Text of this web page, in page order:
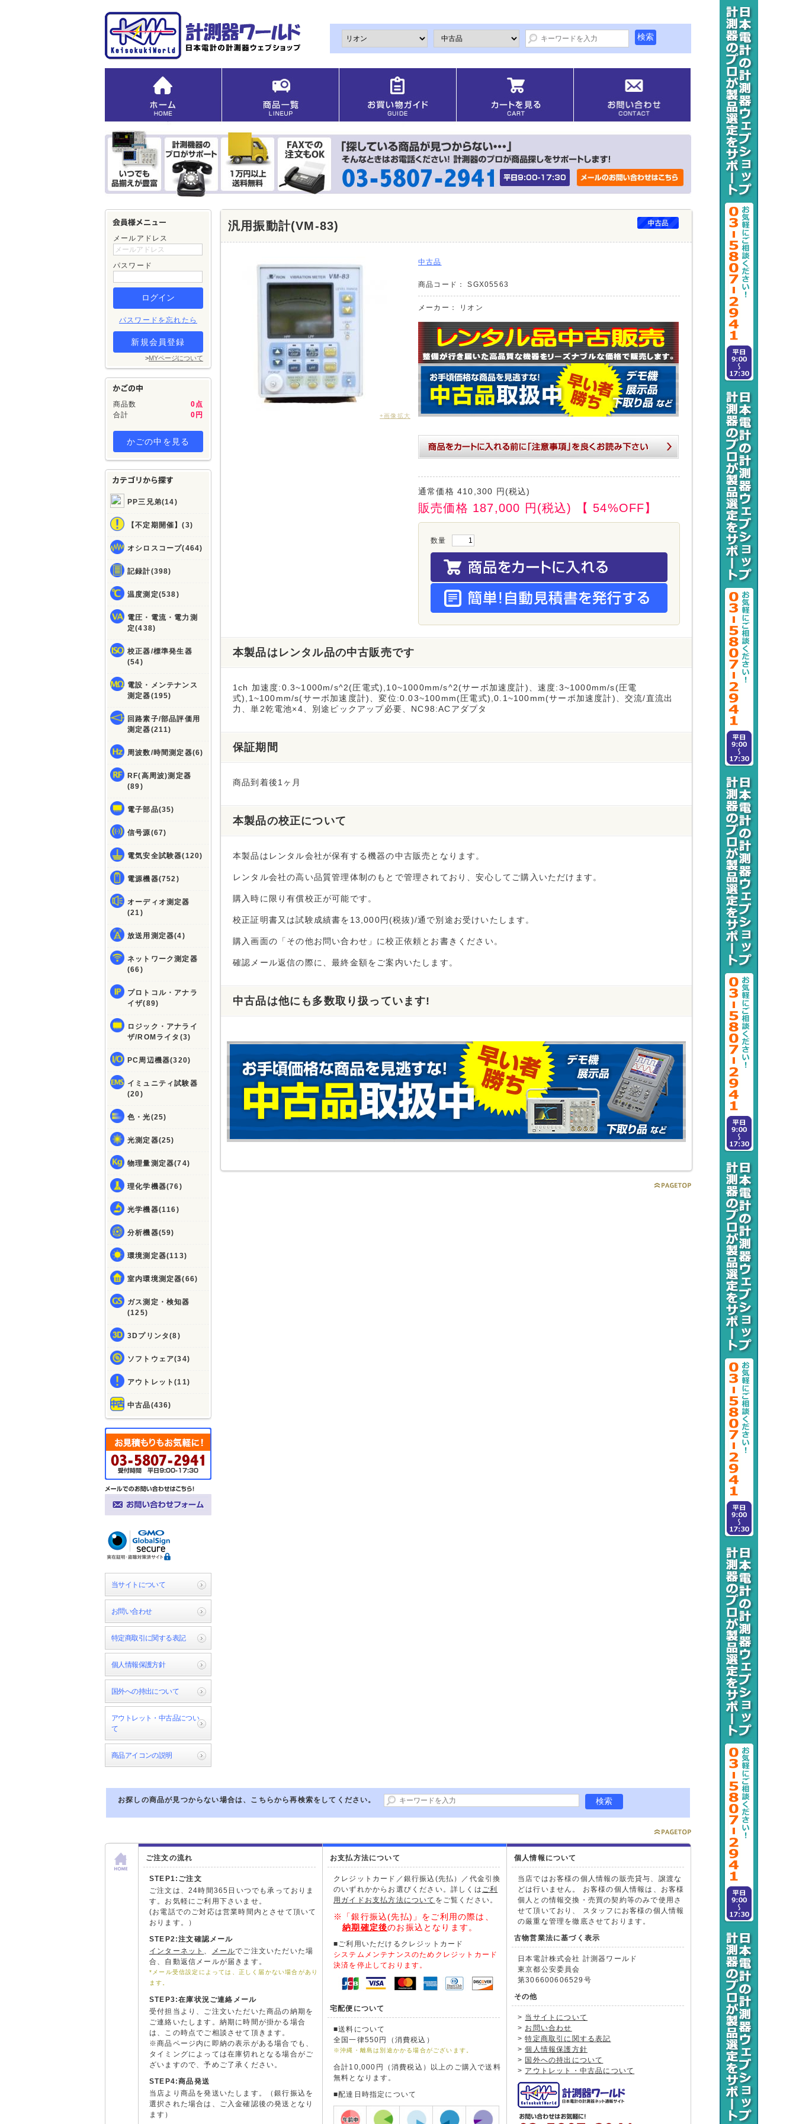
メールアドレス
パスワード
パスワードを忘れたら
新規会員登録
>MYページについて
商品数
0点
合計
0円
かごの中を見る
PP三兄弟(14)
【不定期開催】(3)
オシロスコープ(464)
記録計(398)
温度測定(538)
電圧・電流・電力測
定(438)
校正器/標準発生器
(54)
電設・メンテナンス
測定器(195)
回路素子/部品評価用
測定器(211)
周波数/時間測定器(6)
RF(高周波)測定器
(89)
電子部品(35)
信号源(67)
電気安全試験器(120)
電源機器(752)
オーディオ測定器
(21)
放送用測定器(4)
ネットワーク測定器
(66)
プロトコル・アナラ
イザ(89)
ロジック・アナライ
ザ/ROMライタ(3)
PC周辺機器(320)
イミュニティ試験器
(20)
色・光(25)
光測定器(25)
物理量測定器(74)
理化学機器(76)
光学機器(116)
分析機器(59)
環境測定器(113)
室内環境測定器(66)
ガス測定・検知器
(125)
3Dプリンタ(8)
ソフトウェア(34)
アウトレット(11)
中古品(436)
当サイトについて
お問い合わせ
特定商取引に関する表記
個人情報保護方針
国外への持出について
アウトレット・中古品につい
て
商品アイコンの説明
汎用振動計(VM-83)
+画像拡大
中古品
商品コード： SGX05563
メーカー： リオン
通常価格 410,300 円(税込)
販売価格 187,000 円(税込) 【 54%OFF】
数量
本製品はレンタル品の中古販売です
1ch 加速度:0.3~1000m/s^2(圧電式),10~1000mm/s^2(サーボ加速度計)、速度:3~1000mm/s(圧電
式),1~100mm/s(サーボ加速度計)、変位:0.03~100mm(圧電式),0.1~100mm(サーボ加速度計)、交流/直流出
力、単2乾電池×4、別途ピックアップ必要、NC98:ACアダプタ
保証期間
商品到着後1ヶ月
本製品の校正について
本製品はレンタル会社が保有する機器の中古販売となります。
レンタル会社の高い品質管理体制のもとで管理されており、安心してご購入いただけます。
購入時に限り有償校正が可能です。
校正証明書又は試験成績書を13,000円(税抜)/通で別途お受けいたします。
購入画面の「その他お問い合わせ」に校正依頼とお書きください。
確認メール返信の際に、最終金額をご案内いたします。
中古品は他にも多数取り扱っています!
お探しの商品が見つからない場合は、こちらから再検索をしてください。
ご注文の流れ
STEP1:ご注文
ご注文は、24時間365日いつでも承っておりま
す。お気軽にご利用下さいませ。
(お電話でのご対応は営業時間内とさせて頂いて
おります。）
STEP2:注文確認メール
インターネット 、 メールでご注文いただいた場
合、自動返信メールが届きます。
*メール受信設定によっては、正しく届かない場合があり
ます。
STEP3:在庫状況ご連絡メール
受付担当より、ご注文いただいた商品の納期を
ご連絡いたします。納期に時間が掛かる場合
は、この時点でご相談させて頂きます。
※商品ページ内に即納の表示がある場合でも、
タイミングによっては在庫切れとなる場合がご
ざいますので、予めご了承ください。
STEP4:商品発送
当店より商品を発送いたします。（銀行振込を
選択された場合は、ご入金確認後の発送となり
ます）
お支払方法について
クレジットカード／銀行振込(先払）／代金引換
のいずれかからお選びください。詳しくは ご利
用ガイドお支払方法について をご覧ください。
※「銀行振込(先払)」をご利用の際は、
納期確定後のお振込となります。
■ご利用いただけるクレジットカード
システムメンテナンスのためクレジットカード
決済を停止しております。
宅配便について
■送料について
全国一律550円（消費税込）
※沖縄・離島は別途かかる場合がございます。
合計10,000円（消費税込）以上のご購入で送料
無料となります。
■配達日時指定について
個人情報について
当店ではお客様の個人情報の販売貸与、譲渡な
どは行いません。 お客様の個人情報は、お客様
個人との情報交換・売買の契約等のみで使用さ
せて頂いており、 スタッフにお客様の個人情報
の厳重な管理を徹底させております。
古物営業法に基づく表示
日本電計株式会社 計測器ワールド
東京都公安委員会
第306600606529号
その他
> 当サイトについて
> お問い合わせ
>特定商取引に関する表記
>個人情報保護方針
> 国外への持出について
> アウトレット・中古品について